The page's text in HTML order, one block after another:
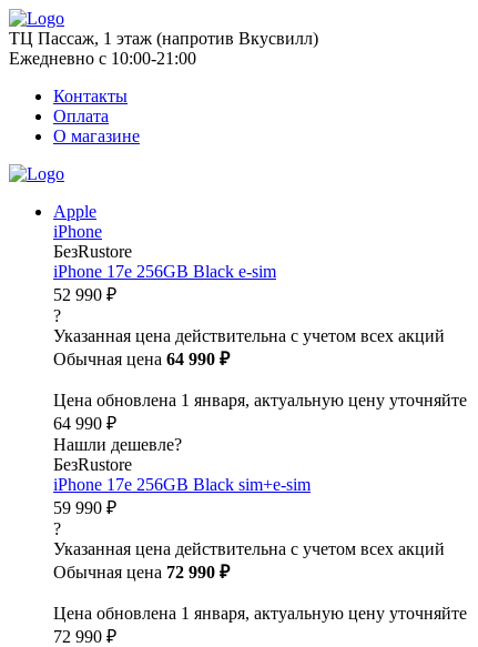
ТЦ Пассаж, 1 этаж (напротив Вкусвилл)
Ежедневно с 10:00-21:00
Контакты
Оплата
О магазине
Apple
iPhone
БезRustore
iPhone 17e 256GB Black e-sim
52 990 ₽
?
Указанная цена действительна с учетом всех акций
Обычная цена 64 990 ₽
Цена обновлена 1 января, актуальную цену уточняйте
64 990 ₽
Нашли дешевле?
БезRustore
iPhone 17e 256GB Black sim+e-sim
59 990 ₽
?
Указанная цена действительна с учетом всех акций
Обычная цена 72 990 ₽
Цена обновлена 1 января, актуальную цену уточняйте
72 990 ₽